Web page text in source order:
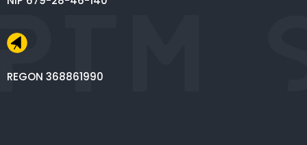
REGON 368861990